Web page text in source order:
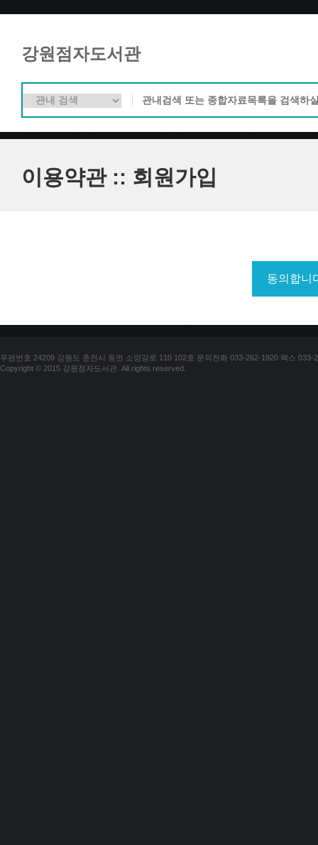
강원점자도서관
이용약관 :: 회원가입
우편번호 24209 강원도 춘천시 동면 소양강로 110 102호 문의전화 033-262-1920 팩스 033-
Copyright © 2015 강원점자도서관. All rights reserved.